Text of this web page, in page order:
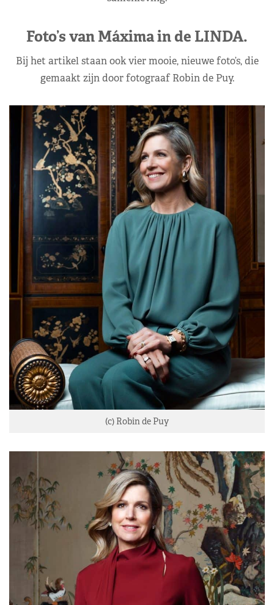
Foto’s van Máxima in de LINDA.
Bij het artikel staan ook vier mooie, nieuwe foto’s, die
gemaakt zijn door fotograaf Robin de Puy.
(c) Robin de Puy